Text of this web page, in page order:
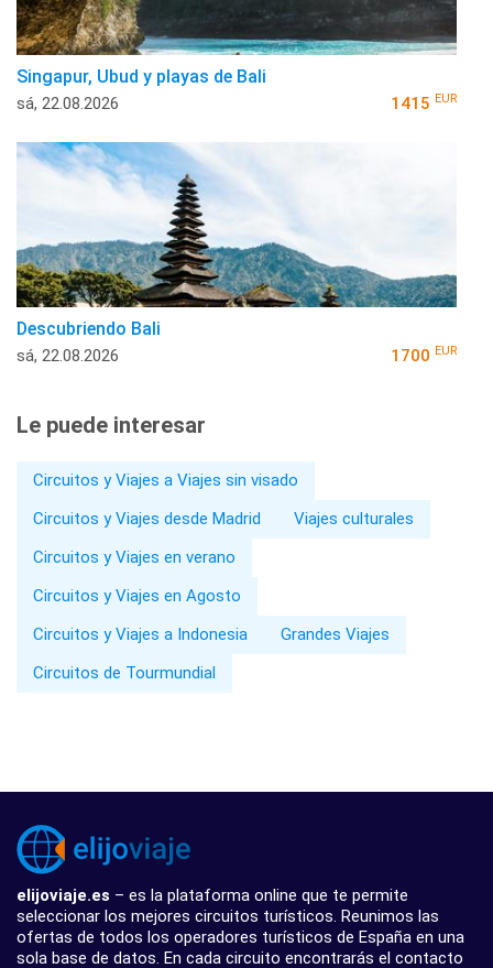
Singapur, Ubud y playas de Bali
sá, 22.08.2026 1415 EUR
Descubriendo Bali
sá, 22.08.2026 1700 EUR
Le puede interesar
Circuitos y Viajes a Viajes sin visado
Circuitos y Viajes desde Madrid
Viajes culturales
Circuitos y Viajes en verano
Circuitos y Viajes en Agosto
Circuitos y Viajes a Indonesia
Grandes Viajes
Circuitos de Tourmundial
elijoviaje.es – es la plataforma online que te permite
seleccionar los mejores circuitos turísticos. Reunimos las
ofertas de todos los operadores turísticos de España en una
sola base de datos. En cada circuito encontrarás el contacto